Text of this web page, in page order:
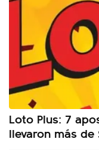
Loto Plus: 7
llevaron más